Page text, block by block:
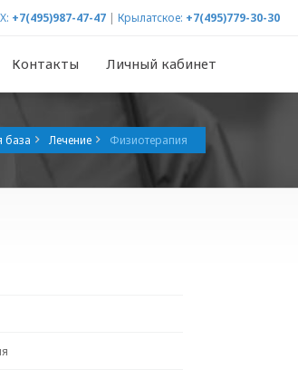
+7(495)987-47-47 | Крылатское: +7(495)779-30-30
Контакты Личный кабинет
база Лечение Физиотерапия